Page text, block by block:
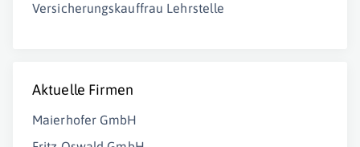
Versicherungskauffrau Lehrstelle
Aktuelle Firmen
Maierhofer GmbH